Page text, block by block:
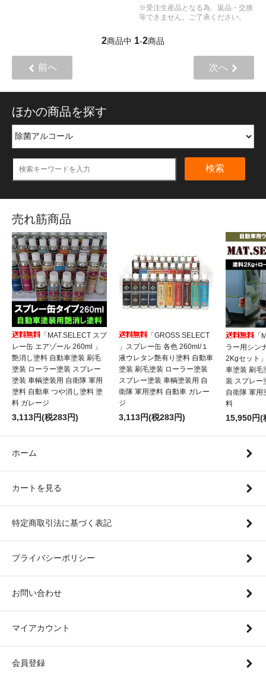
※受注生産品となる為、返品・交換
等できません。ご了承ください。
2商品中 1-2商品
前へ 次へ
ほかの商品を探す
検索
売れ筋商品
「MAT.SELECT スプ
レー缶 エアゾール 260ml 」
艶消し塗料 自動車塗装 刷毛
塗装 ローラー塗装 スプレー
塗装 車輌塗装用 自衛隊 軍用
塗料 自動車 つや消し塗料 塗
料 ガレージ
3,113円(税283円)
「GROSS.SELECT
」スプレー缶 各色 260ml/１
液ウレタン艶有り塗料 自動車
塗装 刷毛塗装 ローラー塗装
スプレー塗装 車輌塗装用 自
衛隊 軍用塗料 自動車 ガレー
ジ
3,113円(税283円)
ラー用シン
2Kgセット
車塗装 刷毛
装 スプレー
自衛隊 軍用
料
15,950円(
ホーム
カートを見る
特定商取引法に基づく表記
プライバシーポリシー
お問い合わせ
マイアカウント
会員登録